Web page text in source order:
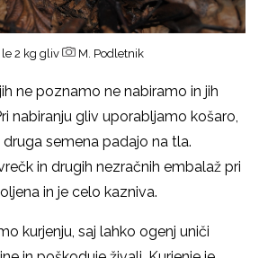
2 kg gliv M. Podletnik
ne poznamo ne nabiramo in jih
nabiranju gliv uporabljamo košaro,
semena padajo na tla.
in drugih nezračnih embalaž pri
in je celo kazniva.
kurjenju, saj lahko ogenj uniči